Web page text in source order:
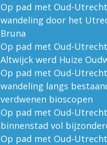
Op pad met Oud-
wandeling door het
Bruna
Op pad met Oud-
Altwijck werd Huize
Op pad met Oud-
wandeling langs
verdwenen bioscopen
Op pad met Oud-
binnenstad vol
Op pad met Oud-